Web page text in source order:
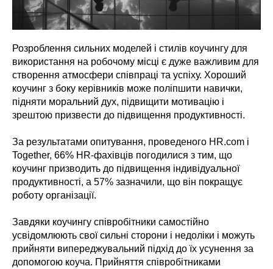
Розроблення сильних моделей і стилів коучингу для
використання на робочому місці є дуже важливим для
створення атмосфери співпраці та успіху. Хороший
коучинг з боку керівників може поліпшити навички,
підняти моральний дух, підвищити мотивацію і
зрештою призвести до підвищення продуктивності.
За результатами опитування, проведеного HR.com і
Together, 66% HR-фахівців погодилися з тим, що
коучинг призводить до підвищення індивідуальної
продуктивності, а 57% зазначили, що він покращує
роботу організації.
Завдяки коучингу співробітники самостійно
усвідомлюють свої сильні сторони і недоліки і можуть
прийняти випереджувальний підхід до їх усунення за
допомогою коуча. Прийняття співробітниками